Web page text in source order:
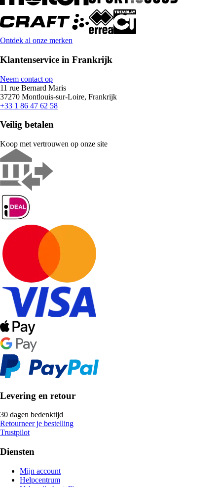
Ontdek al onze merken
Klantenservice in Frankrijk
Neem contact op
11 rue Bernard Maris
37270 Montlouis-sur-Loire, Frankrijk
+33 1 86 47 62 58
Veilig betalen
Koop met vertrouwen op onze site
Levering en retour
30 dagen bedenktijd
Retourneer je bestelling
Trustpilot
Diensten
Mijn account
Helpcentrum